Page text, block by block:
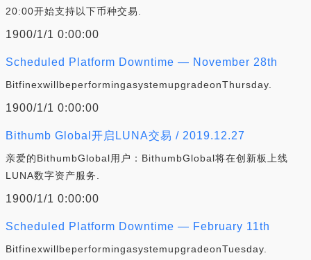
20:00开始支持以下币种交易.
1900/1/1 0:00:00
Scheduled Platform Downtime — November 28th
BitfinexwillbeperformingasystemupgradeonThursday.
1900/1/1 0:00:00
Bithumb Global开启LUNA交易 / 2019.12.27
亲爱的BithumbGlobal用户：BithumbGlobal将在创新板上线
LUNA数字资产服务.
1900/1/1 0:00:00
Scheduled Platform Downtime — February 11th
BitfinexwillbeperformingasystemupgradeonTuesday.